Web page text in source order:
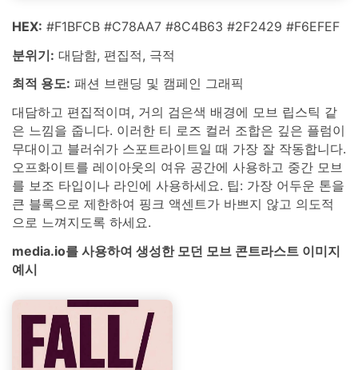
HEX: #F1BFCB #C78AA7 #8C4B63 #2F2429 #F6EFEF
분위기: 대담함, 편집적, 극적
최적 용도: 패션 브랜딩 및 캠페인 그래픽
대담하고 편집적이며, 거의 검은색 배경에 모브 립스틱 같
은 느낌을 줍니다. 이러한 티 로즈 컬러 조합은 깊은 플럼이
무대이고 블러쉬가 스포트라이트일 때 가장 잘 작동합니다.
오프화이트를 레이아웃의 여유 공간에 사용하고 중간 모브
를 보조 타입이나 라인에 사용하세요. 팁: 가장 어두운 톤을
큰 블록으로 제한하여 핑크 액센트가 바쁘지 않고 의도적
으로 느껴지도록 하세요.
media.io를 사용하여 생성한 모던 모브 콘트라스트 이미지
예시